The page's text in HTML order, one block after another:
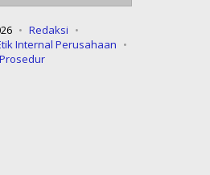
Redaksi
Internal Perusahaan